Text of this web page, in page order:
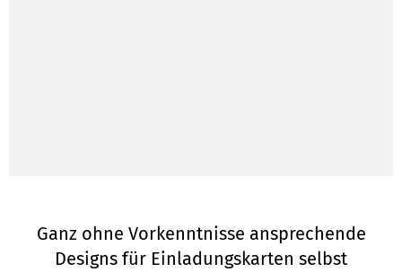
Ganz ohne Vorkenntnisse ansprechende
Designs für Einladungskarten selbst